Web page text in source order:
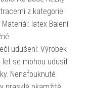
z kategorie
latex Balení
udušení: Výrobek
let se mohou udusit
Nenafouknuté